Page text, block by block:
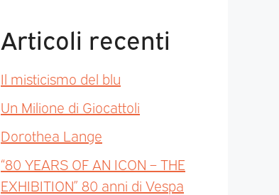
Articoli recenti
Il misticismo del blu
Un Milione di Giocattoli
Dorothea Lange
“80 YEARS OF AN ICON – THE
EXHIBITION” 80 anni di Vespa